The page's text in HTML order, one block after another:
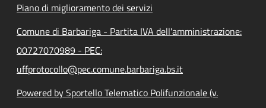
Piano di miglioramento dei servizi
Comune di Barbariga - Partita IVA dell'amministrazione:
00727070989 - PEC:
uffprotocollo@pec.comune.barbariga.bs.it
Powered by Sportello Telematico Polifunzionale (v.